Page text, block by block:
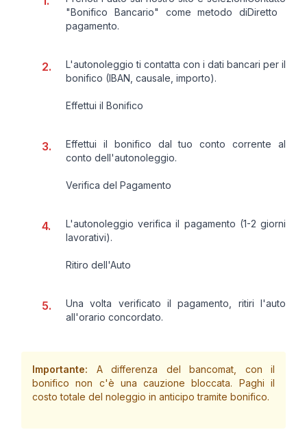
"Bonifico Bancario" come metodo di
pagamento.
Diretto
L'autonoleggio ti contatta con i dati bancari per il
bonifico (IBAN, causale, importo).
Effettui il Bonifico
Effettui il bonifico dal tuo conto corrente al
conto dell'autonoleggio.
Verifica del Pagamento
L'autonoleggio verifica il pagamento (1-2 giorni
lavorativi).
Ritiro dell'Auto
Una volta verificato il pagamento, ritiri l'auto
all'orario concordato.
Importante: A differenza del bancomat, con il
bonifico non c'è una cauzione bloccata. Paghi il
costo totale del noleggio in anticipo tramite bonifico.